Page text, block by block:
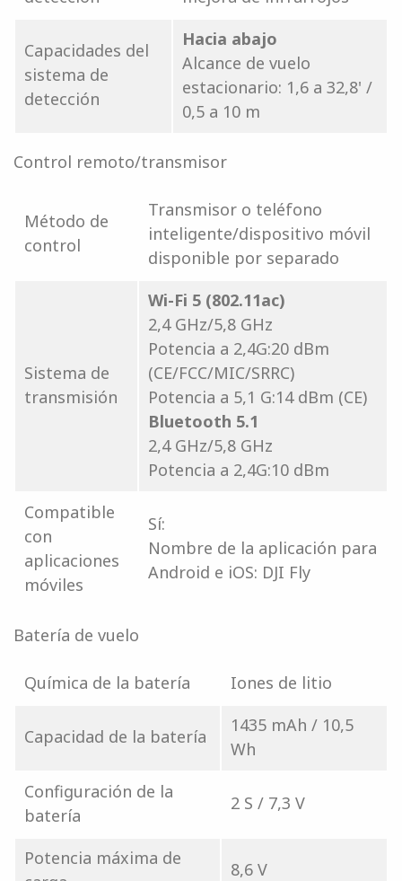
Capacidades del
sistema de
detección
Hacia abajo
Alcance de vuelo
estacionario: 1,6 a 32,8' /
0,5 a 10 m
Control remoto/transmisor
Método de
control
Transmisor o teléfono
inteligente/dispositivo móvil
disponible por separado
Sistema de
transmisión
Wi-Fi 5 (802.11ac)
2,4 GHz/5,8 GHz
Potencia a 2,4G:20 dBm
(CE/FCC/MIC/SRRC)
Potencia a 5,1 G:14 dBm (CE)
Bluetooth 5.1
2,4 GHz/5,8 GHz
Potencia a 2,4G:10 dBm
Compatible
con
aplicaciones
móviles
Sí:
Nombre de la aplicación para
Android e iOS: DJI Fly
Batería de vuelo
Química de la batería Iones de litio
Capacidad de la batería
1435 mAh / 10,5
Wh
Configuración de la
batería
2 S / 7,3 V
Potencia máxima de
8,6 V